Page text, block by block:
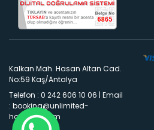
Kalkan Mah. Hasan Altan Cad.
No:59 Kaş/Antalya
Telefon : 0 242 606 10 06 | Email
: booking@unlimited-
holidays.com